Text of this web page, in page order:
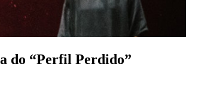
do “Perfil Perdido”